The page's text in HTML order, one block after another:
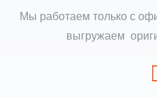
Мы работаем только с
выгружаем